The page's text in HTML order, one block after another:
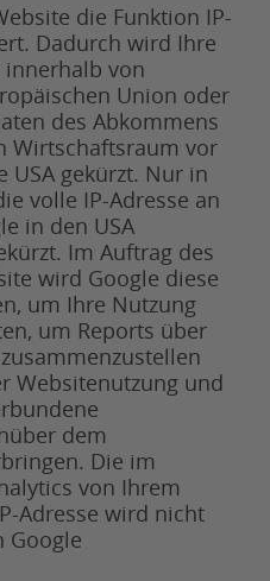
die Funktion IP-
Dadurch wird Ihre
innerhalb von
Union oder
des Abkommens
Wirtschaftsraum vor
gekürzt. Nur in
volle IP-Adresse an
in den USA
Im Auftrag des
wird Google diese
um Ihre Nutzung
um Reports über
Websitenutzung und
dem
Die im
von Ihrem
Adresse wird nicht
Google